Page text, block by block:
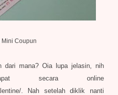
Mini Coupun
dari mana? Oia lupa jelasin, nih
secara online
.
Nah setelah diklik nanti